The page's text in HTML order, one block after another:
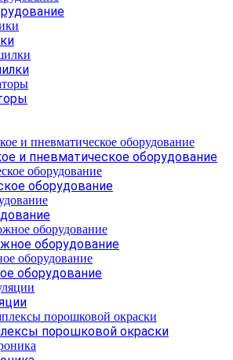
и пневматическое оборудование
оборудование
оборудование
оборудование
порошковой окраски